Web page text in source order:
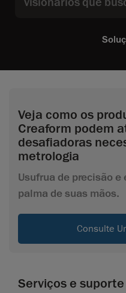
em tecnologias de
Veja como os
Creaform podem
desafiadoras
metrologia
Usufrua de precisão
palma de suas mãos.
Consulte
Serviços e suporte